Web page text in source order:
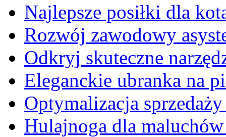
Najlepsze posiłki dla
Rozwój zawodowy
Odkryj skuteczne
Eleganckie ubranka na
Optymalizacja
Hulajnoga dla maluchów